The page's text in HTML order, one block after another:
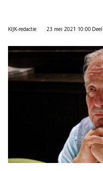
KIJK-redactie 23 mei 2021 10:00